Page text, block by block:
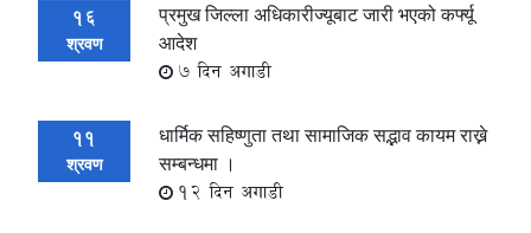
16
श्रवण
प्रमुख जिल्ला अधिकारीज्यूबाट जारी भएको कर्फ्यू
आदेश
7 दिन अगाडी
11
श्रवण
धार्मिक सहिष्णुता तथा सामाजिक सद्भाव कायम राख्ने
सम्बन्धमा ।
12 दिन अगाडी